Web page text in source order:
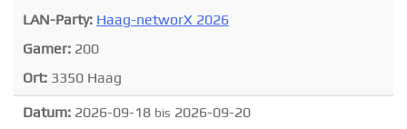
LAN-Party: Haag-networX 2026
Gamer: 200
Ort: 3350 Haag
Datum: 2026-09-18 bis 2026-09-20